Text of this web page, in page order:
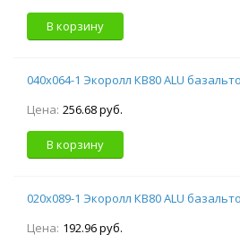
В корзину
040х064-1 Экоролл КВ80 ALU
Цена: 256.68 руб.
В корзину
020х089-1 Экоролл КВ80 ALU
Цена: 192.96 руб.